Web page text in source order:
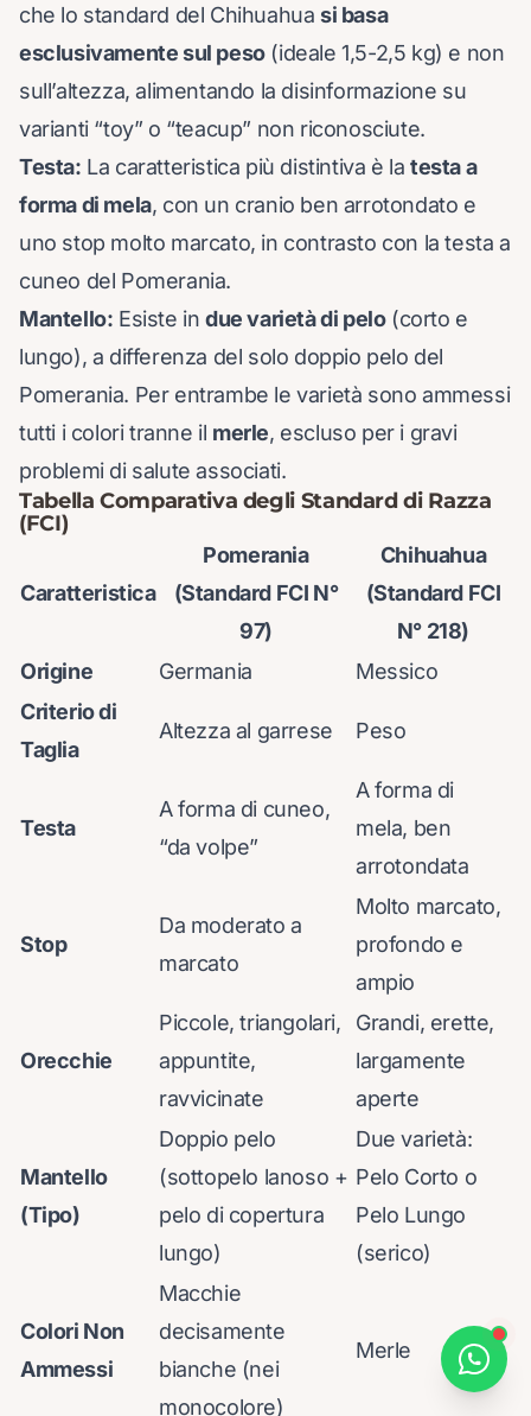
che lo standard del Chihuahuasi basa
esclusivamente sul peso(ideale 1,5-2,5 kg) e non
sull’altezza, alimentando la disinformazione su
varianti “toy” o “teacup” non riconosciute.
Testa: La caratteristica più distintiva è latesta a
forma di mela, con un cranio ben arrotondato e
uno stop molto marcato, in contrasto con la testa a
cuneo del Pomerania.
Mantello: Esiste indue varietà di pelo(corto e
lungo), a differenza del solo doppio pelo del
Pomerania. Per entrambe le varietà sono ammessi
tutti i colori tranne il merle, escluso per i gravi
problemi di salute associati.
Tabella Comparativa degli Standard di Razza
(FCI)
Caratteristica
Pomerania
(Standard FCI N°
97)
Chihuahua
(Standard FCI
N° 218)
Origine
Germania
Messico
Criterio di
Taglia
Altezza al garrese Peso
Testa
A forma di cuneo,
“da volpe”
A forma di
mela, ben
arrotondata
Stop
Da moderato a
marcato
Molto marcato,
profondo e
ampio
Orecchie
Piccole, triangolari,
appuntite,
ravvicinate
Grandi, erette,
largamente
aperte
Mantello
(Tipo)
Doppio pelo
(sottopelo lanoso +
pelo di copertura
lungo)
Due varietà:
Pelo Corto o
Pelo Lungo
(serico)
Colori Non
Ammessi
Macchie
decisamente
bianche (nei
monocolore)
Merle